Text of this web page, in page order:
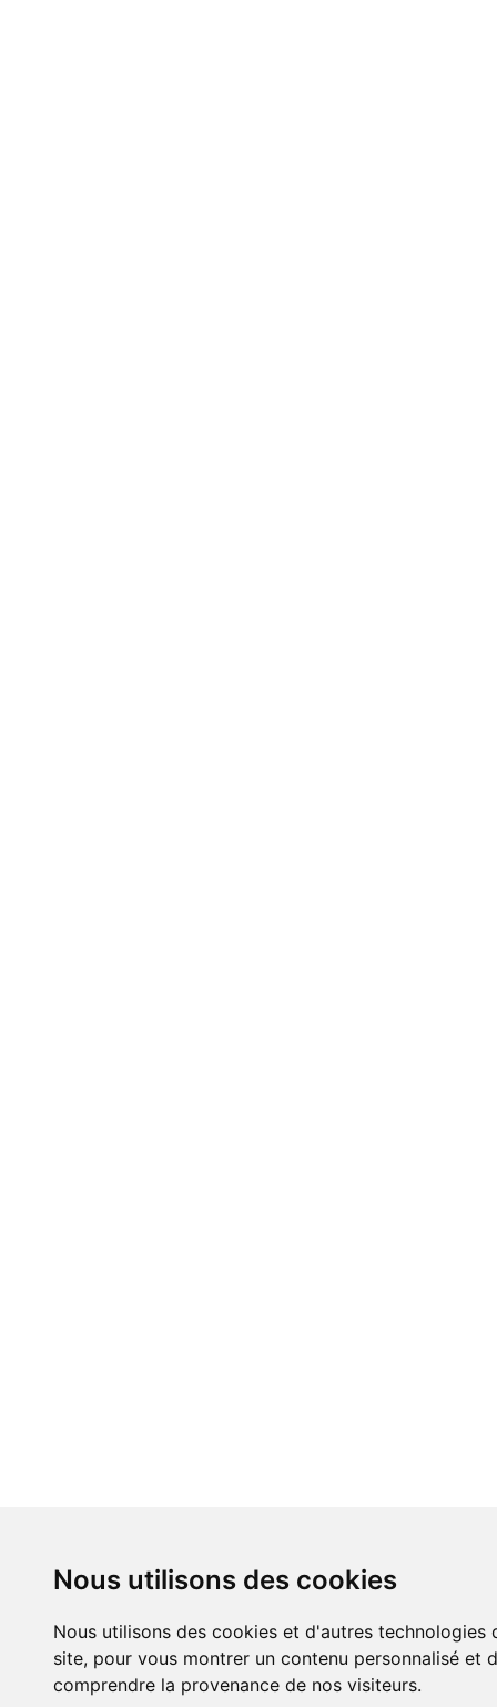
Nous utilisons des cookies
Nous utilisons des cookies et d'autres
site, pour vous montrer un contenu personnalisé
comprendre la provenance de nos visiteurs.